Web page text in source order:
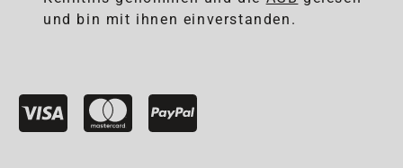
und bin mit ihnen einverstanden.